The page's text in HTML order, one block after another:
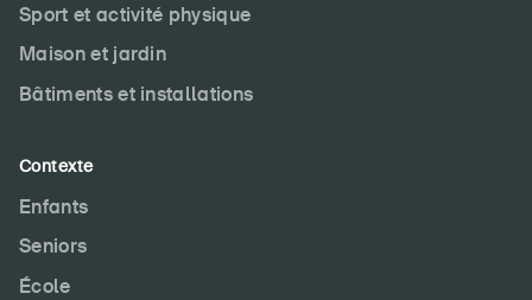
Sport et activité physique
Maison et jardin
Bâtiments et installations
Contexte
Enfants
Seniors
École